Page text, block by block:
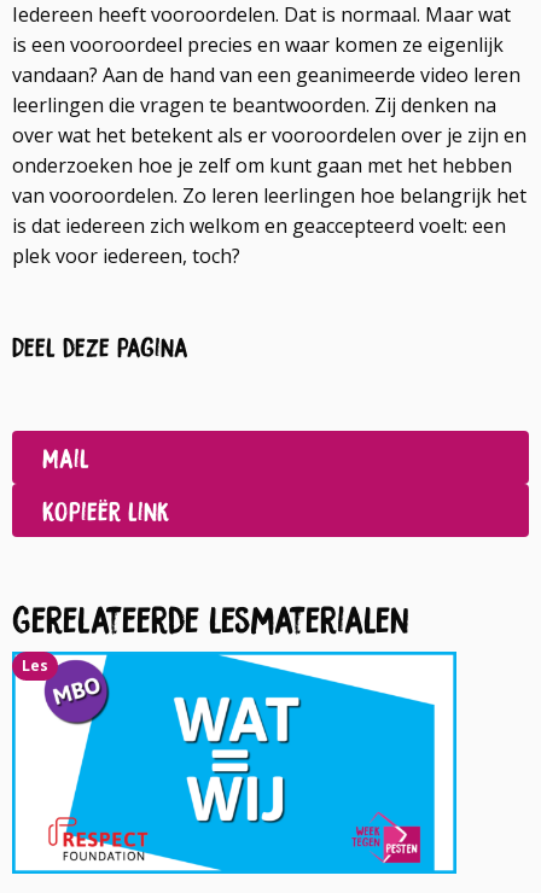
Iedereen heeft vooroordelen. Dat is normaal. Maar wat
is een vooroordeel precies en waar komen ze eigenlijk
vandaan? Aan de hand van een geanimeerde video leren
leerlingen die vragen te beantwoorden. Zij denken na
over wat het betekent als er vooroordelen over je zijn en
onderzoeken hoe je zelf om kunt gaan met het hebben
van vooroordelen. Zo leren leerlingen hoe belangrijk het
is dat iedereen zich welkom en geaccepteerd voelt: een
plek voor iedereen, toch?
Deel deze pagina
Facebook
LinkedIn
Mail
Kopieër link
Gerelateerde lesmaterialen
Les